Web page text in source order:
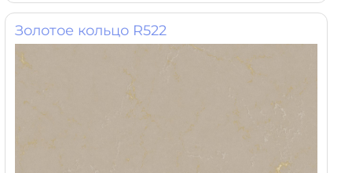
Золотое кольцо R522